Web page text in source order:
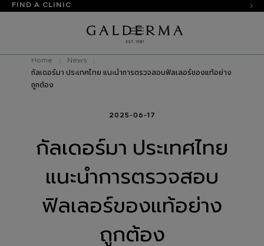
FIND A CLINIC
Home
News
กัลเดอร์มา ประเทศไทย แนะนำการตรวจสอบฟิลเลอร์ของแท้อย่าง
ถูกต้อง
2025-06-17
กัลเดอร์มา ประเทศไทย
แนะนำการตรวจสอบ
ฟิลเลอร์ของแท้อย่าง
ถูกต้อง